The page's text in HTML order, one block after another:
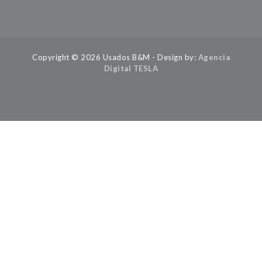
Copyright © 2026 Usados B&M - Design by: Agencia
Digital TESLA